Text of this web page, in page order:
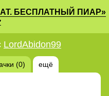
БЕСПЛАТНЫЙ ПИАР»
LordAbidon99
(0) ещё